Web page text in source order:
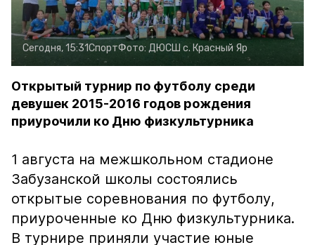
Сегодня, 15:31СпортФото: ДЮСШ с. Красный Яр
Открытый турнир по футболу среди
девушек 2015-2016 годов рождения
приурочили ко Дню физкультурника
1 августа на межшкольном стадионе
Забузанской школы состоялись
открытые соревнования по футболу,
приуроченные ко Дню физкультурника.
В турнире приняли участие юные